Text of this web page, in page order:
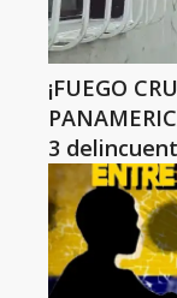
¡FUEGO